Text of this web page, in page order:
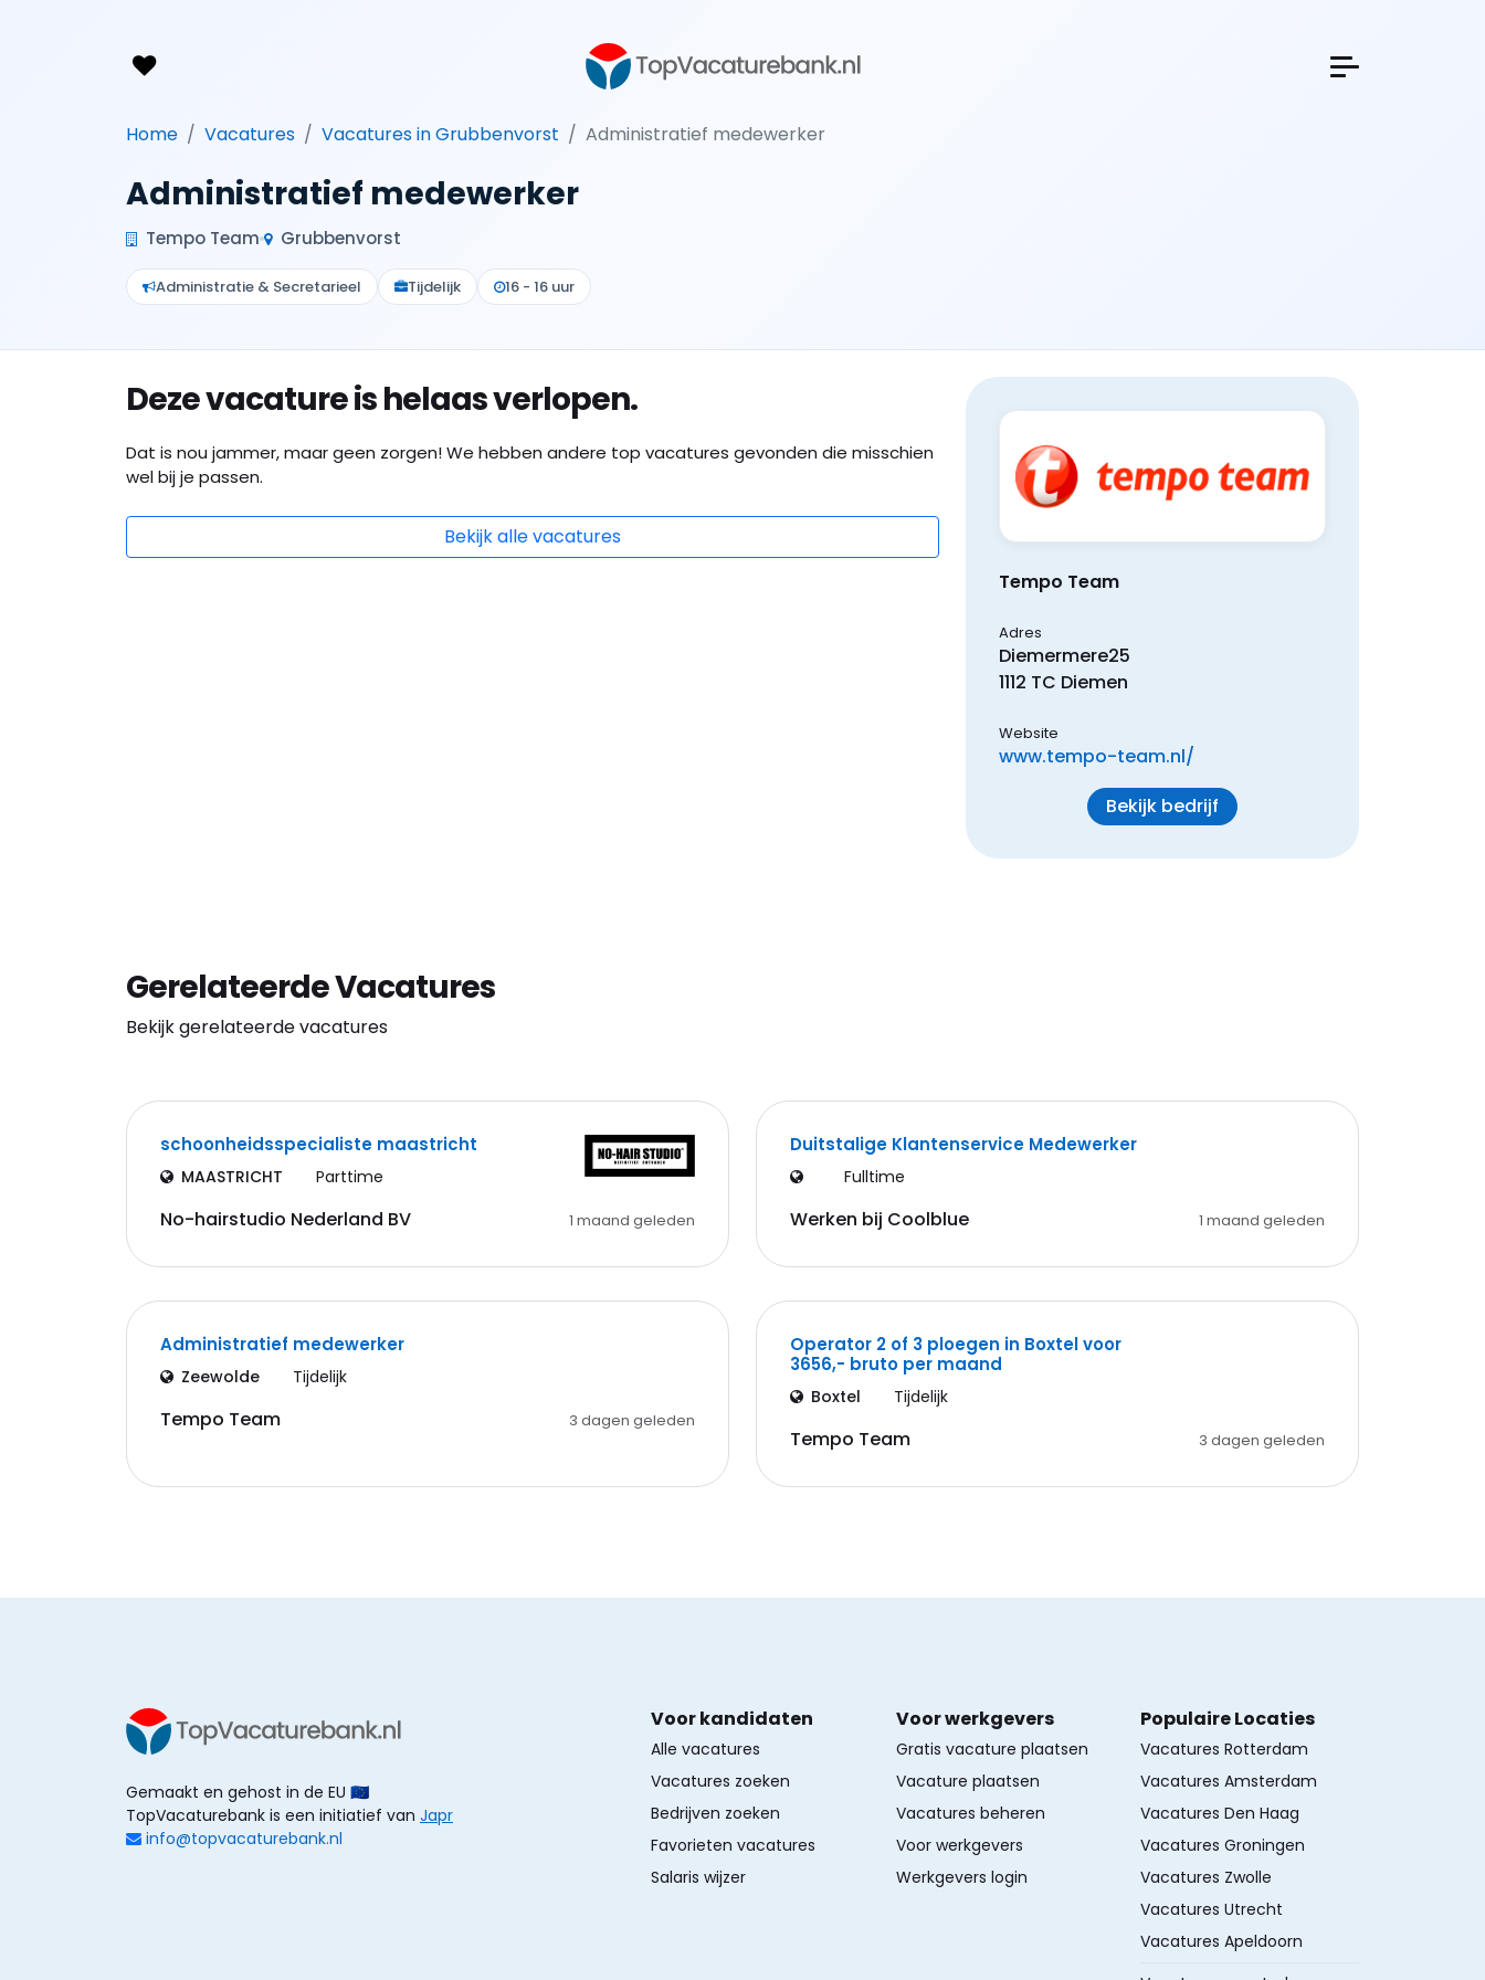
Home Vacatures Vacatures in Grubbenvorst Administratief medewerker
Administratief medewerker
Tempo Team Grubbenvorst
Administratie & Secretarieel Tijdelijk 16 - 16 uur
Deze vacature is helaas verlopen.
Dat is nou jammer, maar geen zorgen! We hebben andere top vacatures gevonden die misschien
wel bij je passen.
Bekijk alle vacatures
Tempo Team
Adres
Diemermere25
1112 TC Diemen
Website
www.tempo-team.nl/
Bekijk bedrijf
Gerelateerde Vacatures
Bekijk gerelateerde vacatures
schoonheidsspecialiste maastricht
MAASTRICHT Parttime
No-hairstudio Nederland BV 1 maand geleden
Duitstalige Klantenservice Medewerker
Fulltime
Werken bij Coolblue 1 maand geleden
Administratief medewerker
Zeewolde Tijdelijk
Tempo Team 3 dagen geleden
Operator 2 of 3 ploegen in Boxtel voor
3656,- bruto per maand
Boxtel Tijdelijk
Tempo Team 3 dagen geleden
Gemaakt en gehost in de EU 🇪🇺
TopVacaturebank is een initiatief van Japr
info@topvacaturebank.nl
Voor kandidaten
Alle vacatures
Vacatures zoeken
Bedrijven zoeken
Favorieten vacatures
Salaris wijzer
Voor werkgevers
Gratis vacature plaatsen
Vacature plaatsen
Vacatures beheren
Voor werkgevers
Werkgevers login
Populaire Locaties
Vacatures Rotterdam
Vacatures Amsterdam
Vacatures Den Haag
Vacatures Groningen
Vacatures Zwolle
Vacatures Utrecht
Vacatures Apeldoorn